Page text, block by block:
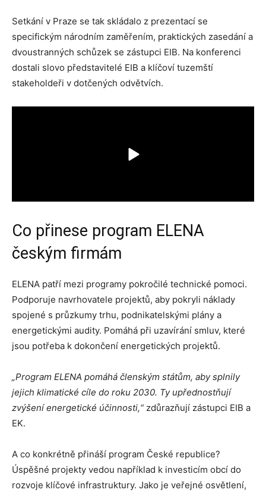
Setkání v Praze se tak skládalo z prezentací se
specifickým národním zaměřením, praktických zasedání a
dvoustranných schůzek se zástupci EIB. Na konferenci
dostali slovo představitelé EIB a klíčoví tuzemští
stakeholdeři v dotčených odvětvích.
Co přinese program ELENA
českým firmám
ELENA patří mezi programy pokročilé technické pomoci.
Podporuje navrhovatele projektů, aby pokryli náklady
spojené s průzkumy trhu, podnikatelskými plány a
energetickými audity. Pomáhá při uzavírání smluv, které
jsou potřeba k dokončení energetických projektů.
„Program ELENA pomáhá členským státům, aby splnily
jejich klimatické cíle do roku 2030. Ty upřednostňují
zvýšení energetické účinnosti,“zdůrazňují zástupci EIB a
EK.
A co konkrétně přináší program České republice?
Úspěšné projekty vedou například k investicím obcí do
rozvoje klíčové infrastruktury. Jako je veřejné osvětlení,